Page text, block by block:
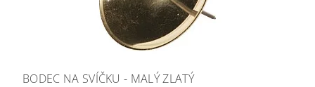
BODEC NA SVÍČKU - MALÝ ZLATÝ